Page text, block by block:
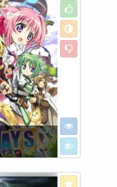
Like
Neutral
Dislike
I want to see
I don't want to
Love